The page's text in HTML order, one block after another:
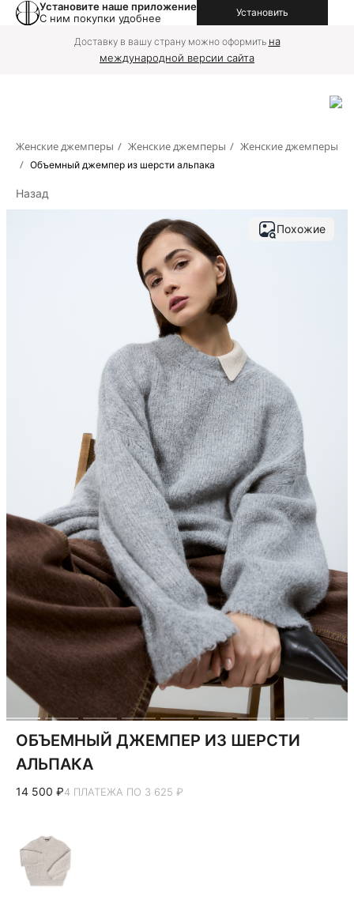
Установите наше приложение
С ним покупки удобнее
Установить
Доставку в вашу страну можно оформить на
международной версии сайта
Женские джемперы / Женские джемперы / Женские джемперы
/ Объемный джемпер из шерсти альпака
Назад
Похожие
ОБЪЕМНЫЙ ДЖЕМПЕР ИЗ ШЕРСТИ
АЛЬПАКА
14 500 ₽4 ПЛАТЕЖА ПО 3 625 ₽